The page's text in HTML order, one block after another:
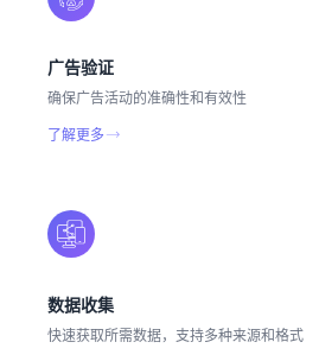
广告验证
确保广告活动的准确性和有效性
了解更多
数据收集
快速获取所需数据，支持多种来源和格式